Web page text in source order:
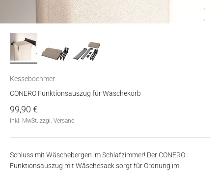
Kesseboehmer
CONERO Funktionsauszug für Wäschekorb
Angebot
99,90 €
inkl. MwSt. zzgl. Versand
Schluss mit Wäschebergen im Schlafzimmer! Der CONERO
Funktionsauszug mit Wäschesack sorgt für Ordnung im